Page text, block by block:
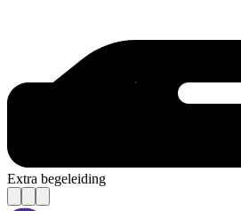
Extra begeleiding